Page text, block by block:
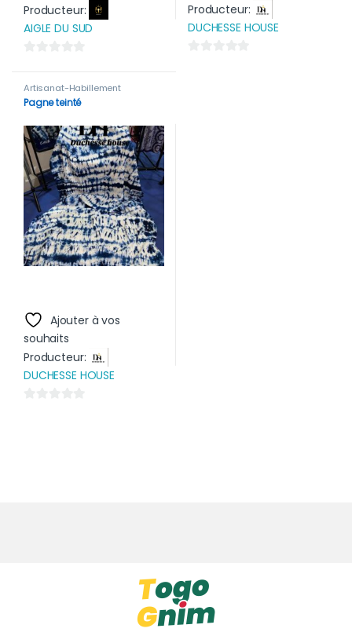
Producteur:
AIGLE DU SUD
u
5
Producteur:
DUCHESSE HOUSE
Artisanat-Habillement
Pagne teinté
Ajouter à vos
souhaits
Producteur:
DUCHESSE HOUSE